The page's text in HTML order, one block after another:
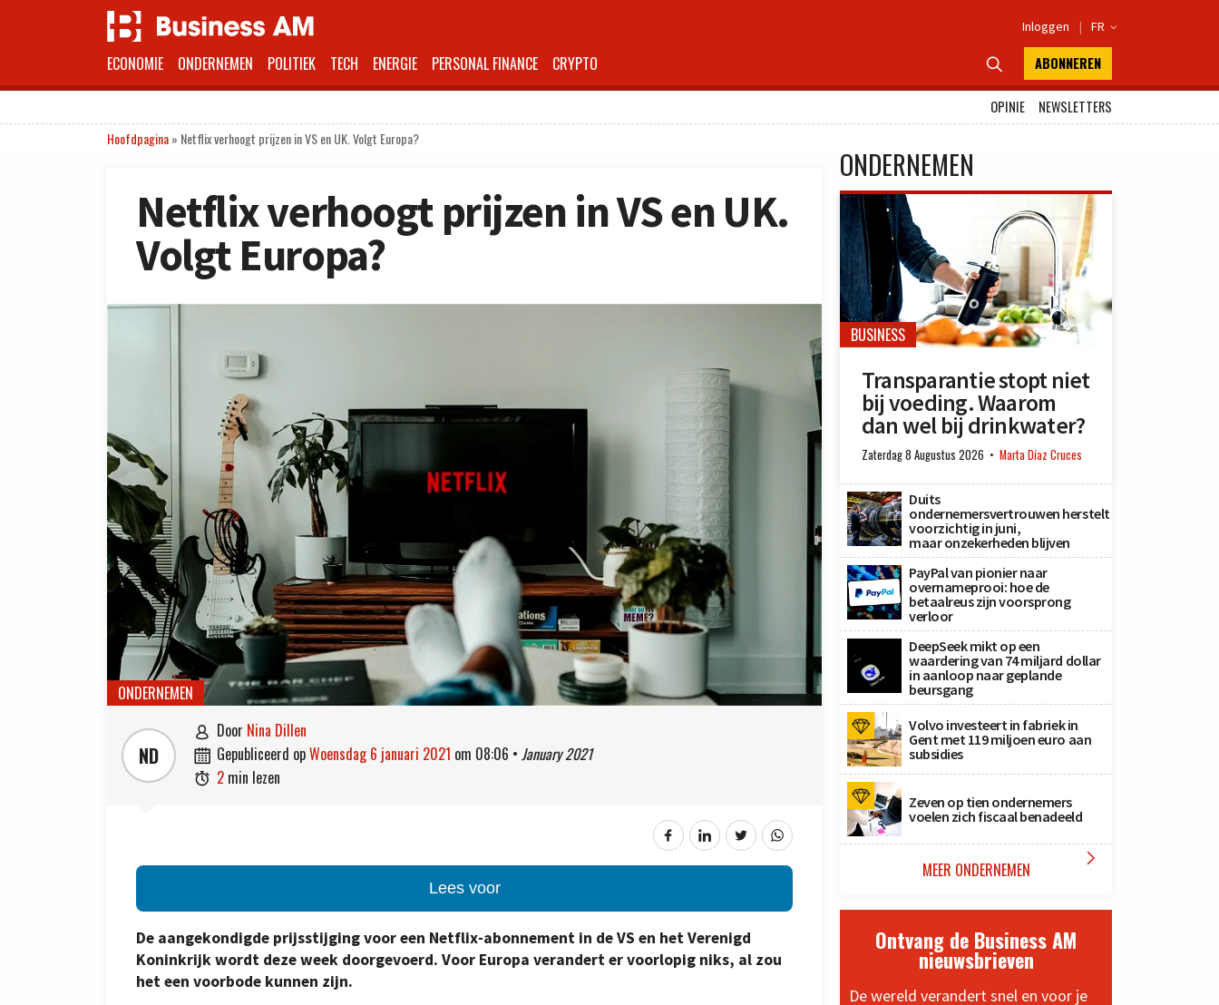
Inloggen | FR 
ECONOMIE ONDERNEMEN POLITIEK TECH ENERGIE PERSONAL FINANCE CRYPTO  ABONNEREN
OPINIE
NEWSLETTERS
Hoofdpagina» Netflix verhoogt prijzen in VS en UK. Volgt Europa?
Netflix verhoogt prijzen in VS en UK.
Volgt Europa?
ONDERNEMEN
ND
 door Nina Dillen
 gepubliceerd op woensdag 6 januari 2021 om 08:06 • January 2021
 2 min lezen
Lees voor
De aangekondigde prijsstijging voor een Netflix-abonnement in de VS en het Verenigd
Koninkrijk wordt deze week doorgevoerd. Voor Europa verandert er voorlopig niks, al zou
het een voorbode kunnen zijn.
ONDERNEMEN
BUSINESS
Transparantie stopt niet
bij voeding. Waarom
dan wel bij drinkwater?
Zaterdag 8 Augustus 2026 Marta Díaz Cruces
Duits
ondernemersvertrouwen herstelt
voorzichtig in juni,
maar onzekerheden blijven
PayPal van pionier naar
overnameprooi: hoe de
betaalreus zijn voorsprong
verloor
DeepSeek mikt op een
waardering van 74 miljard dollar
in aanloop naar geplande
beursgang
Volvo investeert in fabriek in
Gent met 119 miljoen euro aan
subsidies
Zeven op tien ondernemers
voelen zich fiscaal benadeeld
MEER ONDERNEMEN 
Ontvang de Business AM
nieuwsbrieven
De wereld verandert snel en voor je